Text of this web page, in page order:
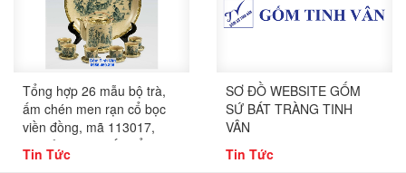
Tổng hợp 26 mẫu bộ trà,
ấm chén men rạn cổ bọc
viền đồng, mã 113017,
đĩa cảnh, bát điếu, tẩu
thuốc, gạt tàn, hộp trà,
Tin Tức
SƠ ĐỒ WEBSITE GỐM
SỨ BÁT TRÀNG TINH
VÂN
Tin Tức